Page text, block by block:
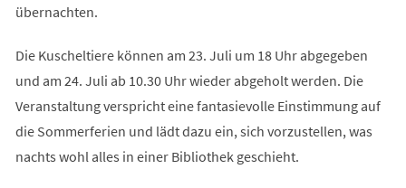
übernachten.
Die Kuscheltiere können am 23. Juli um 18 Uhr abgegeben
und am 24. Juli ab 10.30 Uhr wieder abgeholt werden. Die
Veranstaltung verspricht eine fantasievolle Einstimmung auf
die Sommerferien und lädt dazu ein, sich vorzustellen, was
nachts wohl alles in einer Bibliothek geschieht.